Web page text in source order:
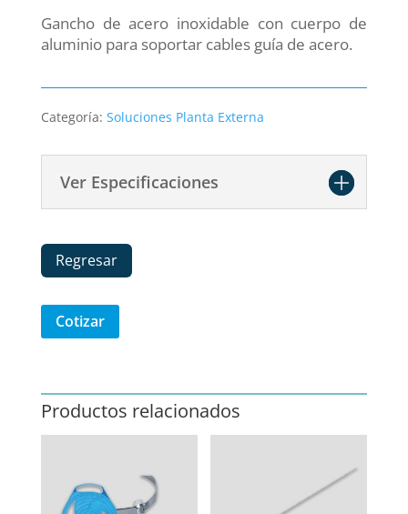
Gancho de acero inoxidable con cuerpo de
aluminio para soportar cables guía de acero.
Categoría: Soluciones Planta Externa
Ver Especificaciones
Regresar
Cotizar
Productos relacionados